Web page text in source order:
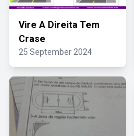
Vire A Direita Tem
Crase
25 September 2024